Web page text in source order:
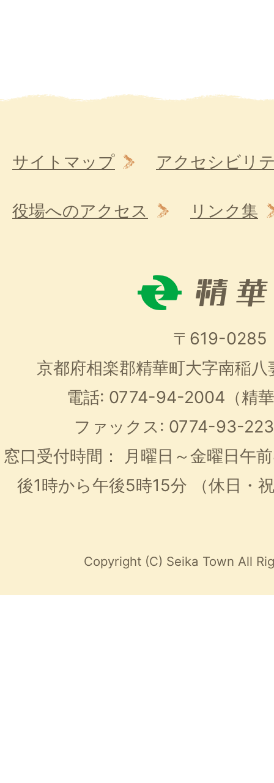
サイトマップ アクセシビリ
役場へのアクセス リンク集
〒619-0285
京都府相楽郡精華町大字南稲
電話: 0774-94-2004（精
ファックス: 0774-93-
窓口受付時間：
月曜日～金曜日午
後1時から午後5時15分
（休日・
Copyright (C) Seika Town All